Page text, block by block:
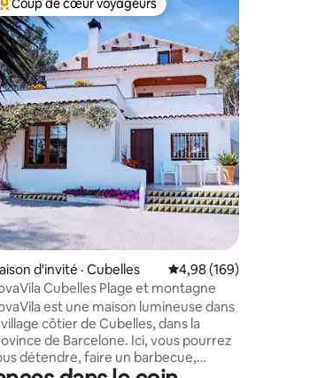
4,88 sur 5, 120 commentaires
Coup de cœur voyageurs parmi les plus aimés
Coup de cœur voyageurs
d'invité · Cubelles Note moyenne de
4,98 (169)
NovaVila Cubelles Plage et montagne
est une maison lumineuse dans
côtier de Cubelles, dans la
de Barcelone. Ici, vous pourrez
détendre, faire un barbecue,
du jardin, faire de la randonnée